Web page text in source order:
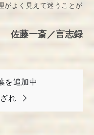
がよく見えて迷うことが
佐藤一斎／言志録
を追加中
れ